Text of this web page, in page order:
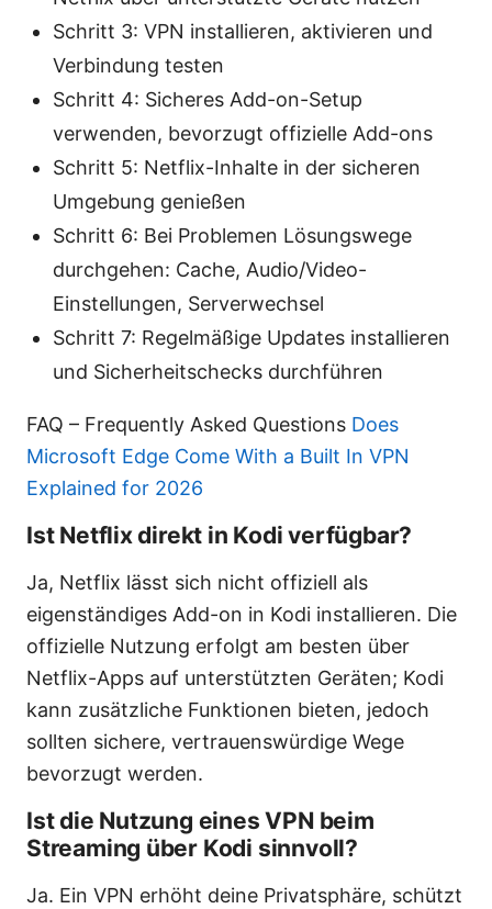
Schritt 3: VPN installieren, aktivieren und
Verbindung testen
Schritt 4: Sicheres Add-on-Setup
verwenden, bevorzugt offizielle Add-ons
Schritt 5: Netflix-Inhalte in der sicheren
Umgebung genießen
Schritt 6: Bei Problemen Lösungswege
durchgehen: Cache, Audio/Video-
Einstellungen, Serverwechsel
Schritt 7: Regelmäßige Updates installieren
und Sicherheitschecks durchführen
FAQ – Frequently Asked Questions Does
Microsoft Edge Come With a Built In VPN
Explained for 2026
Ist Netflix direkt in Kodi verfügbar?
Ja, Netflix lässt sich nicht offiziell als
eigenständiges Add-on in Kodi installieren. Die
offizielle Nutzung erfolgt am besten über
Netflix-Apps auf unterstützten Geräten; Kodi
kann zusätzliche Funktionen bieten, jedoch
sollten sichere, vertrauenswürdige Wege
bevorzugt werden.
Ist die Nutzung eines VPN beim
Streaming über Kodi sinnvoll?
Ja. Ein VPN erhöht deine Privatsphäre, schützt